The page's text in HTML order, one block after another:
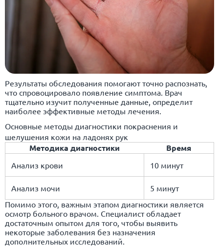
Результаты обследования помогают точно распознать,
что спровоцировало появление симптома. Врач
тщательно изучит полученные данные, определит
наиболее эффективные методы лечения.
Основные методы диагностики покраснения и
шелушения кожи на ладонях рук
Методика диагностики Время
Анализ крови 10 минут
Анализ мочи
5 минут
Помимо этого, важным этапом диагностики является
осмотр больного врачом. Специалист обладает
достаточным опытом для того, чтобы выявить
некоторые заболевания без назначения
дополнительных исследований.